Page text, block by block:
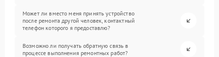
Может ли вместо меня принять устройство
после ремонта другой человек, контактный
телефон которого я предоставлю?
Возможно ли получать обратную связь в
процессе выполнения ремонтных работ?